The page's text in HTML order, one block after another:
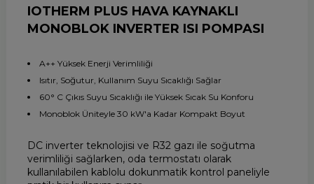
IOTHERM PLUS HAVA KAYNAKLI
MONOBLOK INVERTER ISI POMPASI
A++ Yüksek Enerji Verimliliği
Isıtır, Soğutur, Kullanım Suyu Sıcaklığı Sağlar
60° C Çıkıs Suyu Sıcaklığı ile Yüksek Sıcak Su Konforu
Monoblok Üniteyle 30 kW'a Kadar Kompakt Boyut
DC inverter teknolojisi ve R32 gazı ile soğutma
verimliliği sağlarken, oda termostatı olarak
kullanılabilen kablolu dokunmatik kontrol paneliyle